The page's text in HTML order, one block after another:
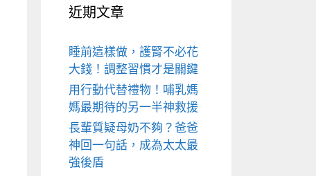
近期文章
睡前這樣做，護腎不必花
大錢！調整習慣才是關鍵
用行動代替禮物！哺乳媽
媽最期待的另一半神救援
長輩質疑母奶不夠？爸爸
神回一句話，成為太太最
強後盾